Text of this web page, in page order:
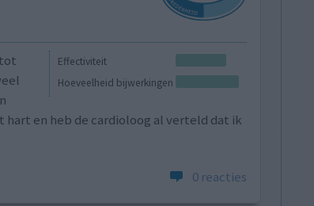
Effectiviteit
Hoeveelheid bijwerkingen
hart en heb de cardioloog al verteld dat ik
0 reacties